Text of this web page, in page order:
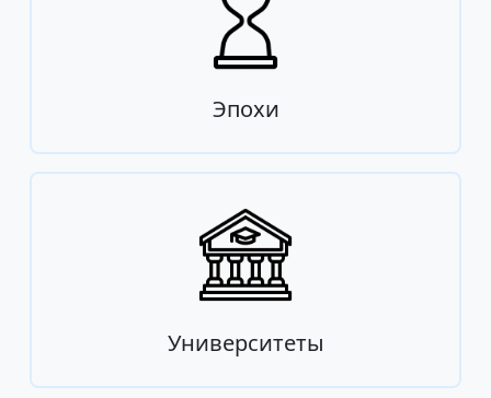
Эпохи
Университеты